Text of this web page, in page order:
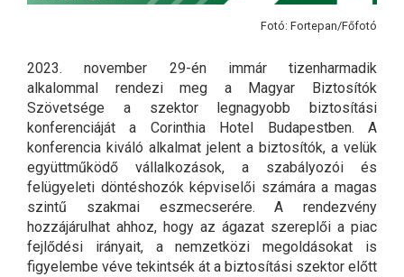
Fotó: Fortepan/Főfotó
2023. november 29-én immár tizenharmadik
alkalommal rendezi meg a Magyar Biztosítók
Szövetsége a szektor legnagyobb biztosítási
konferenciáját a Corinthia Hotel Budapestben. A
konferencia kiváló alkalmat jelent a biztosítók, a velük
együttműködő vállalkozások, a szabályozói és
felügyeleti döntéshozók képviselői számára a magas
szintű szakmai eszmecserére. A rendezvény
hozzájárulhat ahhoz, hogy az ágazat szereplői a piac
fejlődési irányait, a nemzetközi megoldásokat is
figyelembe véve tekintsék át a biztosítási szektor előtt